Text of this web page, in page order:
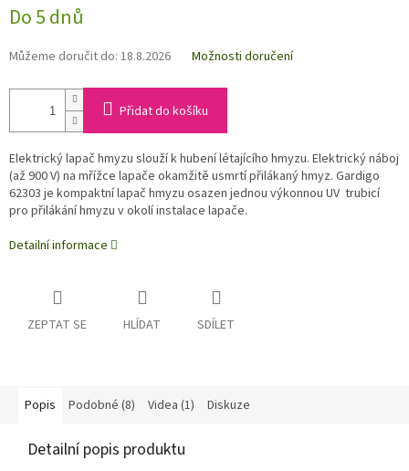
Do 5 dnů
Můžeme doručit do: 18.8.2026 Možnosti doručení
Přidat do košíku
Elektrický lapač hmyzu slouží k hubení létajícího hmyzu. Elektrický náboj
(až 900 V) na mřížce lapače okamžitě usmrtí přilákaný hmyz. Gardigo
62303 je kompaktní lapač hmyzu osazen jednou výkonnou UV trubicí
pro přilákání hmyzu v okolí instalace lapače.
Detailní informace
ZEPTAT SE HLÍDAT SDÍLET
Popis Podobné (8) Videa (1) Diskuze
Detailní popis produktu